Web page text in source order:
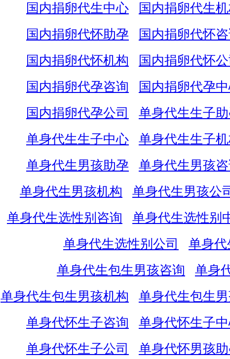
国内捐卵代生中心
国内捐卵代生
国内捐卵代怀助孕
国内捐卵代怀
国内捐卵代怀机构
国内捐卵代怀公
国内捐卵代孕咨询
国内捐卵代孕
国内捐卵代孕公司
单身代生生子
单身代生生子中心
单身代生生子
单身代生男孩助孕
单身代生男孩
单身代生男孩机构
单身代生男孩公
单身代生选性别咨询
单身代生选性别
单身代生选性别公司
单身
单身代生包生男孩咨询
单身
单身代生包生男孩机构
单身代生包生男
单身代怀生子咨询
单身代怀生子
单身代怀生子公司
单身代怀男孩